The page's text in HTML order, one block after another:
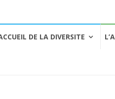
DE LA DIVERSITE